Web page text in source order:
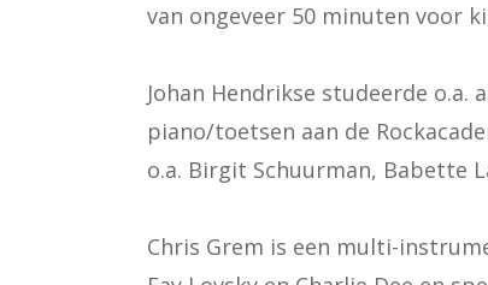
van ongeveer 50 minuten voor
Johan Hendrikse studeerde
piano/toetsen aan de
o.a. Birgit Schuurman, Babette
Chris Grem is een multi-